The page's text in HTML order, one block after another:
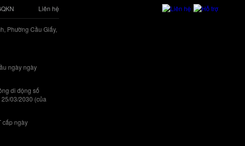
Liên hệ
Phường Cầu Giấy,
ngày ngày
di động số
03/2030 (của
cấp ngày